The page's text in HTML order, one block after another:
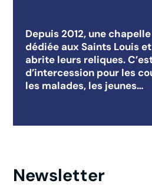
Depuis 2012, une
dédiée aux Saints Louis
abrite leurs reliques.
d’intercession pour les
les malades, les jeunes…
Newsletter